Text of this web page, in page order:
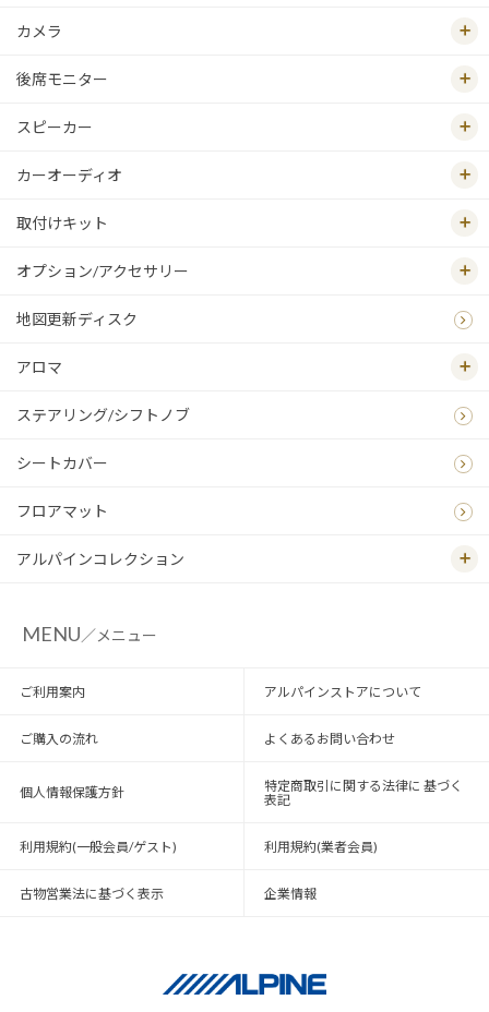
カメラ
後席モニター
スピーカー
カーオーディオ
取付けキット
オプション/アクセサリー
地図更新ディスク
アロマ
ステアリング/シフトノブ
シートカバー
フロアマット
アルパインコレクション
MENU／メニュー
ご利用案内 アルパインストアについて
ご購入の流れ よくあるお問い合わせ
個人情報保護方針
特定商取引に関する法律に 基づく
表記
利用規約(一般会員/ゲスト) 利用規約(業者会員)
古物営業法に基づく表示 企業情報